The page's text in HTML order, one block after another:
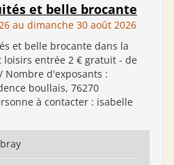
et belle brocante
au dimanche 30 août 2026
et belle brocante dans la
loisirs entrée 2 € gratuit - de
Nombre d'exposants :
boullais, 76270
à contacter : isabelle